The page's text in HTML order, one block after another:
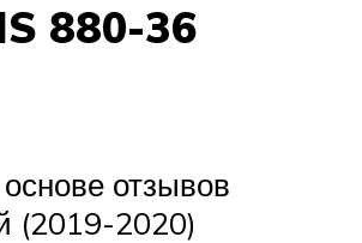
880-36
отзывов
(2019-2020)